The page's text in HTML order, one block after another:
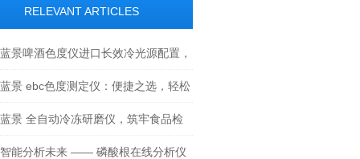
RELEVANT ARTICLES
蓝景啤酒色度仪进口长效冷光源配置，
十万小时超长使用寿命
蓝景 ebc色度测定仪：便捷之选，轻松
测色
蓝景 全自动冷冻研磨仪，筑牢食品检
测第一道防线 !
智能分析未来 —— 磷酸根在线分析仪